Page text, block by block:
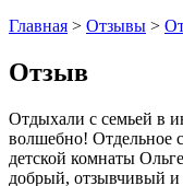
Главная > Отзывы >
Отзыв
Отдыхали с семьей в
волшебно! Отдельное
детской комнаты
добрый, отзывчивый и